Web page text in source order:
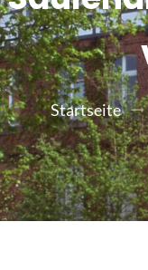
Startseite